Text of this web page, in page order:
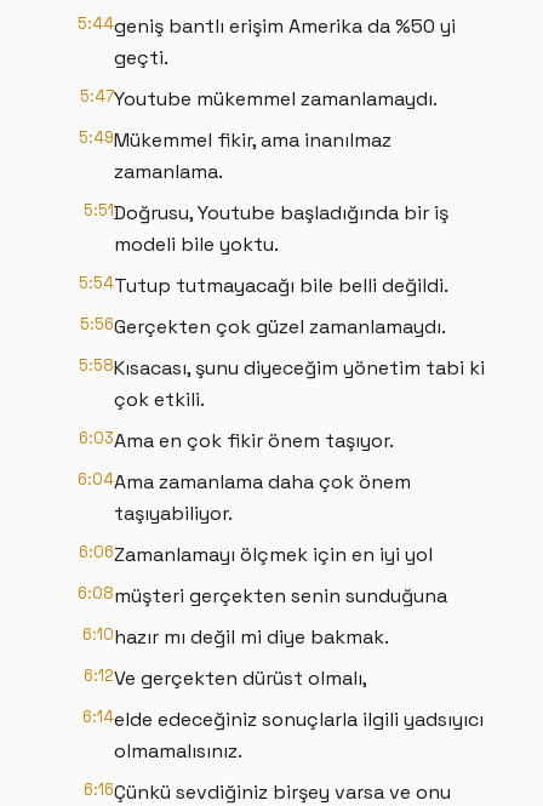
5:44geniş bantlı erişim Amerika da %50 yi
geçti.
5:47Youtube mükemmel zamanlamaydı.
5:49Mükemmel fikir, ama inanılmaz
zamanlama.
5:51Doğrusu, Youtube başladığında bir iş
modeli bile yoktu.
5:54Tutup tutmayacağı bile belli değildi.
5:56Gerçekten çok güzel zamanlamaydı.
5:58Kısacası, şunu diyeceğim yönetim tabi ki
çok etkili.
6:03Ama en çok fikir önem taşıyor.
6:04Ama zamanlama daha çok önem
taşıyabiliyor.
6:06Zamanlamayı ölçmek için en iyi yol
6:08müşteri gerçekten senin sunduğuna
6:10hazır mı değil mi diye bakmak.
6:12Ve gerçekten dürüst olmalı,
6:14elde edeceğiniz sonuçlarla ilgili yadsıyıcı
olmamalısınız.
6:16Çünkü sevdiğiniz birşey varsa ve onu